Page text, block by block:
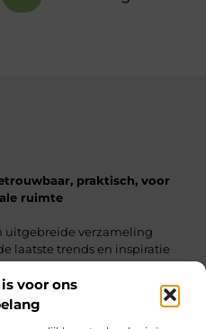
voor ons
praktisch, voor
ruimte
uitgebreide verzameling
laatste trends en inspiratie
omgeving te realiseren.